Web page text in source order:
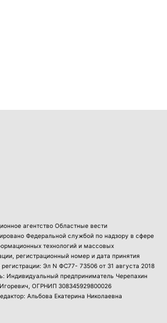
агентство Областные вести
Федеральной службой по надзору в сфере
технологий и массовых
регистрационный номер и дата принятия
Эл N ФС77- 73506 от 31 августа 2018
Индивидуальный предприниматель Черепахин
ОГРНИП 308345929800026
Альбова Екатерина Николаевна